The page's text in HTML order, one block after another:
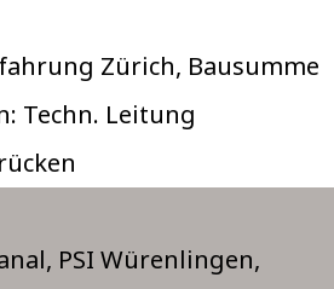
Zürich, Bausumme
Techn. Leitung
PSI Würenlingen,